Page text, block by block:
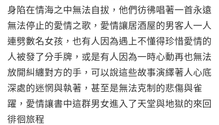
身陷在情海之中無法自拔，他們彷彿唱著一首永遠
無法停止的愛情之歌，愛情讓居酒屋的男客人一人
連劈數名女孩，也有人因為遇上不懂得珍惜愛情的
人被發了分手牌，或是有人因為一時心動再也無法
放開糾纏對方的手，可以說這些故事演繹著人心底
深處的迷惘與執著，甚至是無法克制的悲傷與雀
躍，愛情讓書中這群男女進入了天堂與地獄的來回
徘徊旅程